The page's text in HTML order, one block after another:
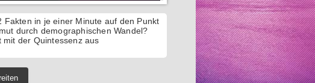
in je einer Minute auf den Punkt
durch demographischen Wandel?
mit der Quintessenz aus